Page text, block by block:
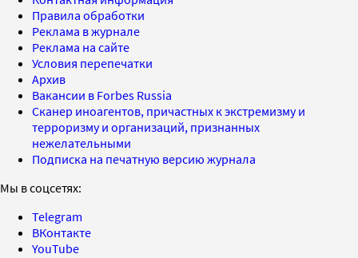
Правила обработки
Реклама в журнале
Реклама на сайте
Условия перепечатки
Архив
Вакансии в Forbes Russia
Сканер иноагентов, причастных к экстремизму и
терроризму и организаций, признанных
нежелательными
Подписка на печатную версию журнала
Мы в соцсетях:
Telegram
ВКонтакте
YouTube